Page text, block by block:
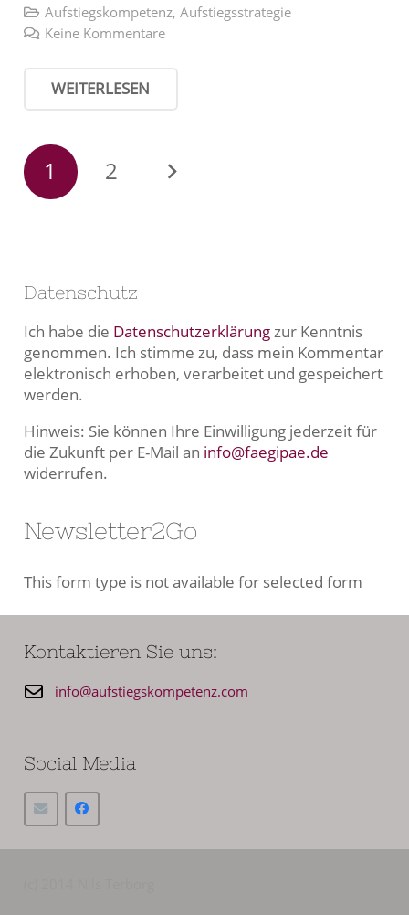
Aufstiegskompetenz, Aufstiegsstrategie
Keine Kommentare
WEITERLESEN
1 2
Datenschutz
Ich habe die Datenschutzerklärungzur Kenntnis
genommen. Ich stimme zu, dass mein Kommentar
elektronisch erhoben, verarbeitet und gespeichert
werden.
Hinweis: Sie können Ihre Einwilligung jederzeit für
die Zukunft per E-Mail an info@faegipae.de
widerrufen.
Newsletter2Go
This form type is not available for selected form
Kontaktieren Sie uns:
info@aufstiegskompetenz.com
Social Media